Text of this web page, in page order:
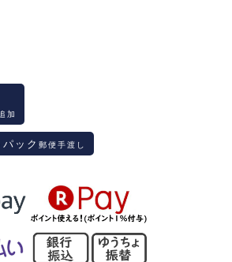
加
ック 郵便手渡し